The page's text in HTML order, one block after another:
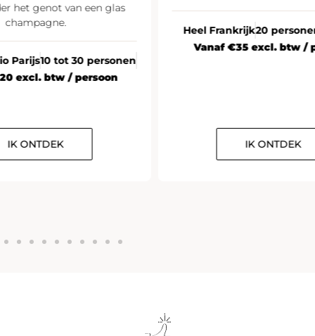
20 personen of meer
Vanaf €35 excl. btw / persoon